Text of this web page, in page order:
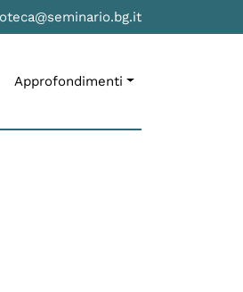
Approfondimenti